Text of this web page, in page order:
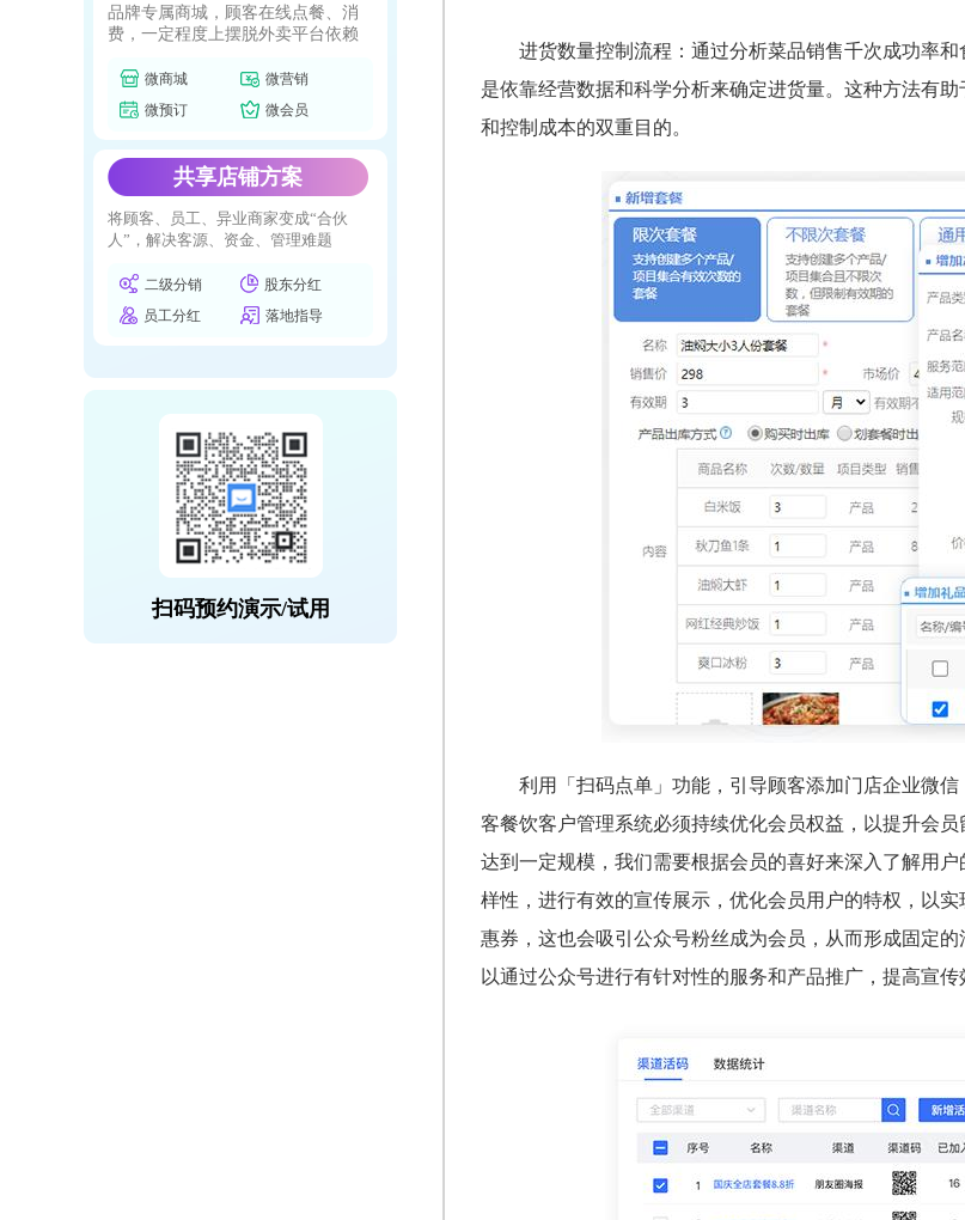
品牌专属商城，顾客在线点餐、消
费，一定程度上摆脱外卖平台依赖
微商城
微营销
微预订
微会员
共享店铺方案
将顾客、员工、异业商家变成“合伙
人”，解决客源、资金、管理难题
二级分销
股东分红
员工分红
落地指导
扫码预约演示/试用
进货数量控制流程：通过分析菜品销售千次成功率
是依靠经营数据和科学分析来确定进货量。这种方法有
和控制成本的双重目的。
利用「扫码点单」功能，引导顾客添加门店企业微
客餐饮客户管理系统必须持续优化会员权益，以提升会
达到一定规模，我们需要根据会员的喜好来深入了解用
样性，进行有效的宣传展示，优化会员用户的特权，以
惠券，这也会吸引公众号粉丝成为会员，从而形成固定
以通过公众号进行有针对性的服务和产品推广，提高宣传